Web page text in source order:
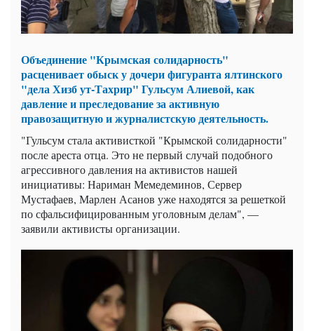
Объединение "Крымская солидарность"
расценивает обыск у дочери фигуранта ялтинского
"дела Хизб ут-Тахрир" Гульсум Алиевой, как
давление и преследование за активную
правозащитную и журналистскую деятельность.
"Гульсум стала активисткой "Крымской солидарности"
после ареста отца. Это не первый случай подобного
агрессивного давления на активистов нашей
инициативы: Нариман Мемедеминов, Сервер
Мустафаев, Марлен Асанов уже находятся за решеткой
по сфальсифицированным уголовным делам", —
заявили активисты организации.